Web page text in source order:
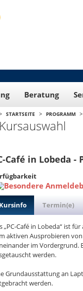
Beratung
STARTSEITE > PROGRAMM >
Kursauswahl
Café in Lobeda
Kursinfo Termin(e)
„PC-Café in Lobeda“ ist
aktiven Ausprobieren
im Vordergrund.
werden.
Grundausstattung an
werden.